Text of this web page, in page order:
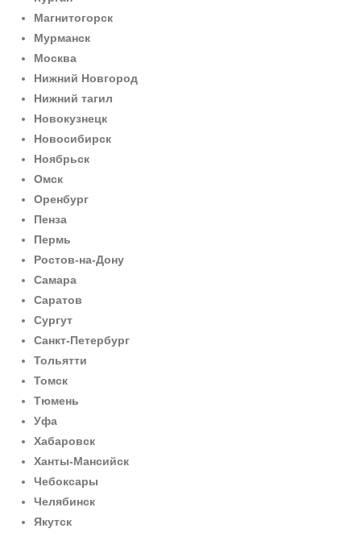
Магнитогорск
Мурманск
Москва
Нижний Новгород
Нижний тагил
Новокузнецк
Новосибирск
Ноябрьск
Омск
Оренбург
Пенза
Пермь
Ростов-на-Дону
Самара
Саратов
Сургут
Санкт-Петербург
Тольятти
Томск
Тюмень
Уфа
Хабаровск
Ханты-Мансийск
Чебоксары
Челябинск
Якутск